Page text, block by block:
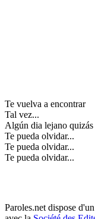
Te vuelva a encontrar
Tal vez...
Algún dia lejano quizás
Te pueda olvidar...
Te pueda olvidar...
Te pueda olvidar...
Paroles.net dispose